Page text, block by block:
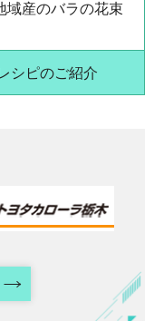
域産のバラの花束
シピのご紹介